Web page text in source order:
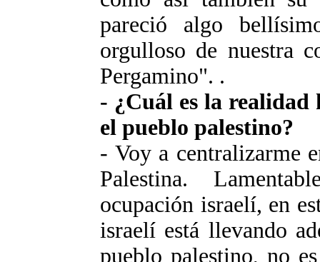
pareció algo
orgulloso de nuestra
Pergamino". .
- ¿Cuál es la realidad
el pueblo palestino?
- Voy a centralizarme
Palestina.
ocupación israelí, en
israelí está llevando
pueblo palestino, no